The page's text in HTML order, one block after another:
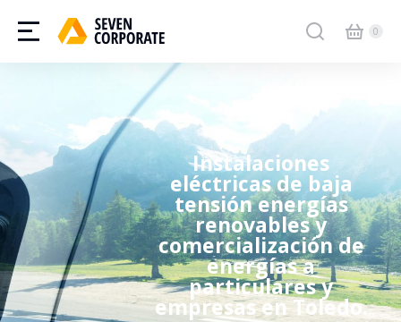
Instalaciones
eléctricas de baja
tensión energías
renovables y
comercialización de
energías a
particulares y
empresas en Toledo.